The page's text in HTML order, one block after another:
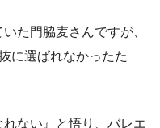
た門脇麦さんですが、
に選ばれなかったた
ない』と悟り、バレエ